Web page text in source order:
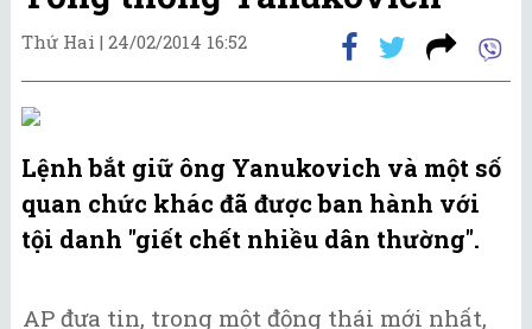
Thứ Hai | 24/02/2014 16:52
Lệnh bắt giữ ông Yanukovich và một số
quan chức khác đã được ban hành với
tội danh "giết chết nhiều dân thường".
AP đưa tin, trong một động thái mới nhất,